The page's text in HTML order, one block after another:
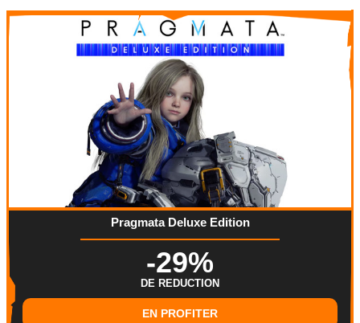
Pragmata Deluxe Edition
-29%
DE REDUCTION
EN PROFITER